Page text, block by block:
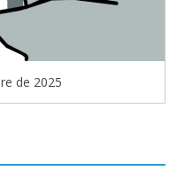
de 2025